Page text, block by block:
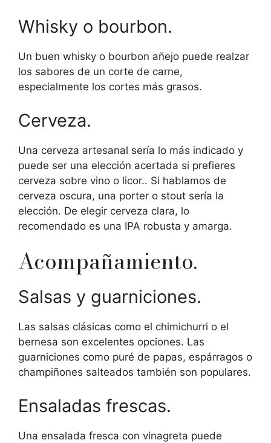
Whisky o bourbon.
Un buen whisky o bourbon añejo puede realzar
los sabores de un corte de carne,
especialmente los cortes más grasos.
Cerveza.
Una cerveza artesanal sería lo más indicado y
puede ser una elección acertada si prefieres
cerveza sobre vino o licor.. Si hablamos de
cerveza oscura, una porter o stout sería la
elección. De elegir cerveza clara, lo
recomendado es una IPA robusta y amarga.
Acompañamiento.
Salsas y guarniciones.
Las salsas clásicas como el chimichurri o el
bernesa son excelentes opciones. Las
guarniciones como puré de papas, espárragos o
champiñones salteados también son populares.
Ensaladas frescas.
Una ensalada fresca con vinagreta puede